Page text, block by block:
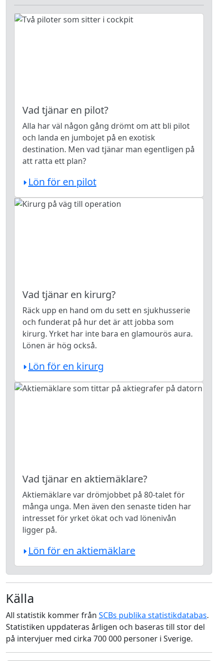
Vad tjänar en pilot?
Alla har väl någon gång drömt om att bli pilot
och landa en jumbojet på en exotisk
destination. Men vad tjänar man egentligen på
att ratta ett plan?
Lön för en pilot
Vad tjänar en kirurg?
Räck upp en hand om du sett en sjukhusserie
och funderat på hur det är att jobba som
kirurg. Yrket har inte bara en glamourös aura.
Lönen är hög också.
Lön för en kirurg
Vad tjänar en aktiemäklare?
Aktiemäklare var drömjobbet på 80-talet för
många unga. Men även den senaste tiden har
intresset för yrket ökat och vad lönenivån
ligger på.
Lön för en aktiemäklare
Källa
All statistik kommer från SCBs publika statistikdatabas.
Statistiken uppdateras årligen och baseras till stor del
på intervjuer med cirka 700 000 personer i Sverige.